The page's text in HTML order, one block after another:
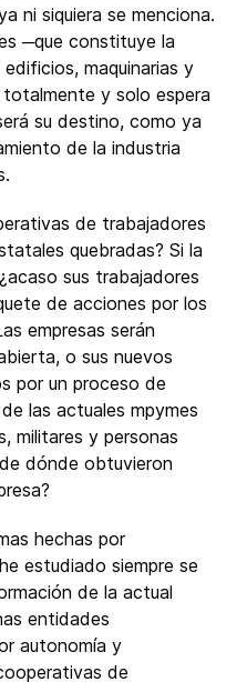
ni siquiera se menciona.
─que constituye la
maquinarias y
y solo espera
su destino, como ya
de la industria
de trabajadores
quebradas? Si la
sus trabajadores
de acciones por los
empresas serán
o sus nuevos
por un proceso de
las actuales mpymes
militares y personas
dónde obtuvieron
hechas por
estudiado siempre se
de la actual
entidades
autonomía y
de